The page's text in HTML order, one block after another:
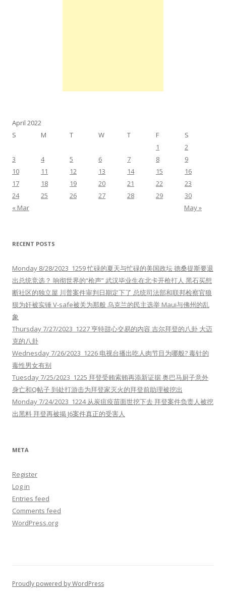
April 2022
S
M T W T F
S
1
2
3
4 5 6 7 8
9
10
11 12 13 14 15
16
17
18 19 20 21 22
23
24
25 26 27 28 29
30
« Mar
May »
RECENT POSTS
Monday 8/28/2023 1259 忙碌的夏天与忙碌的美国政坛 德桑提斯要退
出总统竞选？ 响彻世界的“枪声” 武汉毕业生在北卡开枪打人 黑石买想
断社区的独立屋 川普案件审判日期定下了 总统司法部和联邦检察官狼
狈为奸被实锤 V-safe被关为那般 乌克兰的民主选举 Maui与佛州的乱
象
Thursday 7/27/2023 1227 亨特甜心交易的内容 吉尔拜登的八卦 大迈
克的八卦
Wednesday 7/26/2023 1226 电视台播出吃人肉节目为哪般? 毒针的
毒性男女有别
Tuesday 7/25/2023 1225 拜登受贿索贿再添新证据 奥巴马厨子意外
身亡和Q帖子 到处打游击为拜登家灭火的拜登前助理被挖出
Monday 7/24/2023 1224 从炭疽疫苗面世挖下去 拜登案件负责人被挖
出黑料 拜登再被揭 J6案件真正的受害人
META
Register
Log in
Entries feed
Comments feed
WordPress.org
Proudly powered by WordPress